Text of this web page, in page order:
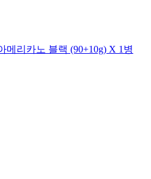
메리카노 블랙 (90+10g) X 1병